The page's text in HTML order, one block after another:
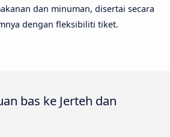
dan minuman, disertai secara
dengan fleksibiliti tiket.
bas ke Jerteh dan